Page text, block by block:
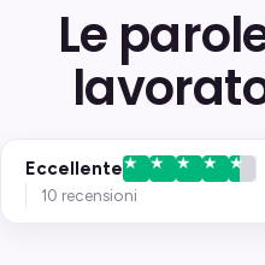
Le
Eccellente
10 recensioni